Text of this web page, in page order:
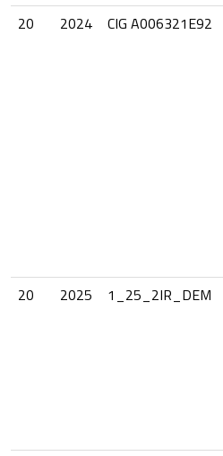
20
2024 CIG A006321E92
20
2025 1_25_2IR_DEM